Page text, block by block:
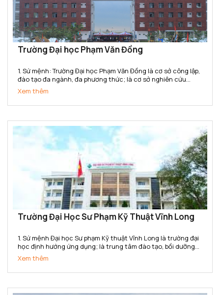
Trường Đại học Phạm Văn Đồng
1. Sứ mệnh: Trường Đại học Phạm Văn Đồng là cơ sở công lập,
đào tạo đa ngành, đa phương thức; là cơ sở nghiên cứu
khoa học, ứng dụng và chuyển giao công nghệ; cung cấp
nguồn nhân lực có chất lượng, đáp ứng nhu cầu phát triển...
Xem thêm
Trường Đại Học Sư Phạm Kỹ Thuật Vĩnh Long
1. Sứ mệnh Đại học Sư phạm Kỹ thuật Vĩnh Long là trường đại
học định hướng ứng dụng; là trung tâm đào tạo, bồi dưỡng
nhà giáo giáo dục nghề nghiệp và cán bộ kỹ thuật đa ngành,
đa bậc; là trung tâm đánh giá kỹ năng nghề,...
Xem thêm